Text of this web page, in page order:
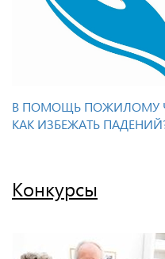
В ПОМОЩЬ ПОЖИЛОМУ
КАК ИЗБЕЖАТЬ
Конкурсы